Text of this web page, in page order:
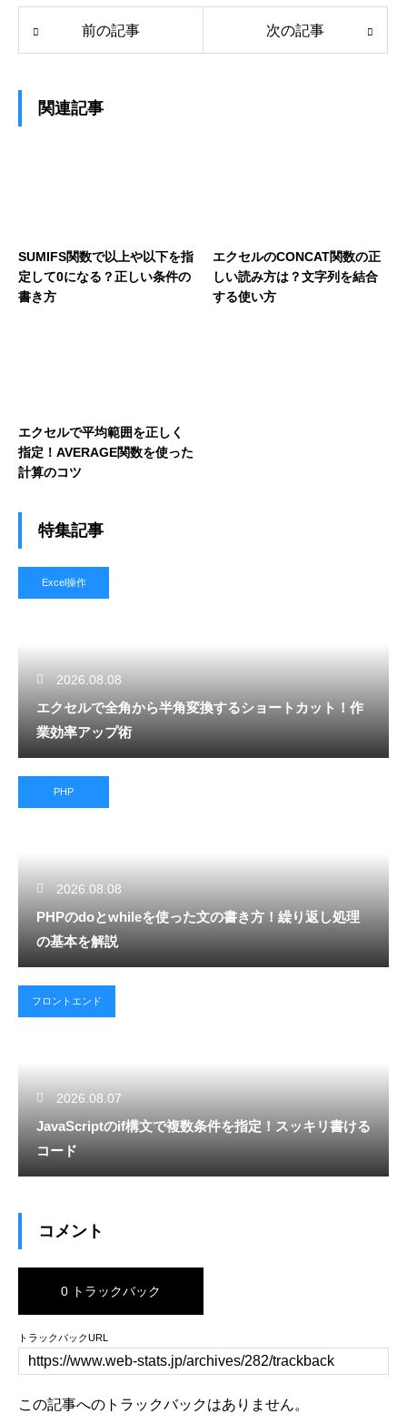
前の記事 次の記事
関連記事
SUMIFS関数で以上や以下を指
定して0になる？正しい条件の
書き方
エクセルのCONCAT関数の正
しい読み方は？文字列を結合
する使い方
エクセルで平均範囲を正しく
指定！AVERAGE関数を使った
計算のコツ
特集記事
Excel操作
2026.08.08
エクセルで全角から半角変換するショートカット！作
業効率アップ術
PHP
2026.08.08
PHPのdoとwhileを使った文の書き方！繰り返し処理
の基本を解説
フロントエンド
2026.08.07
JavaScriptのif構文で複数条件を指定！スッキリ書ける
コード
コメント
0 トラックバック
トラックバックURL
この記事へのトラックバックはありません。